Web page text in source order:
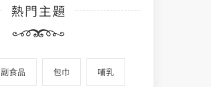
熱門主題
副食品 包巾 哺乳